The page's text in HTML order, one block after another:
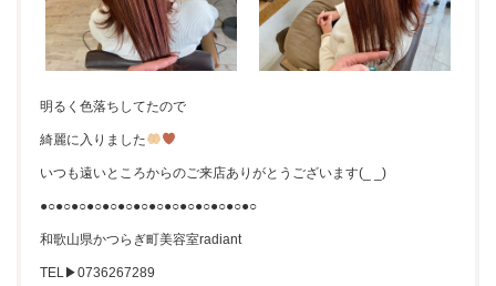
明るく色落ちしてたので
綺麗に入りました
いつも遠いところからのご来店ありがとうございます(_ _)
●○●○●○●○●○●○●○●○●○●○●○●○●○●○
和歌山県かつらぎ町美容室radiant
TEL▶︎0736267289